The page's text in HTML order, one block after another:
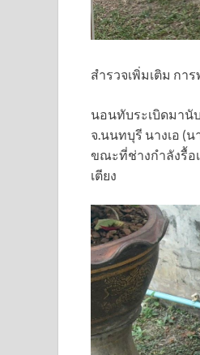
สำรวจเพิ่มเติม กา
นอนทับระเบิดมานั
จ.นนทบุรี นางเอ (
ขณะที่ช่างกำลังรื้อ
เตียง